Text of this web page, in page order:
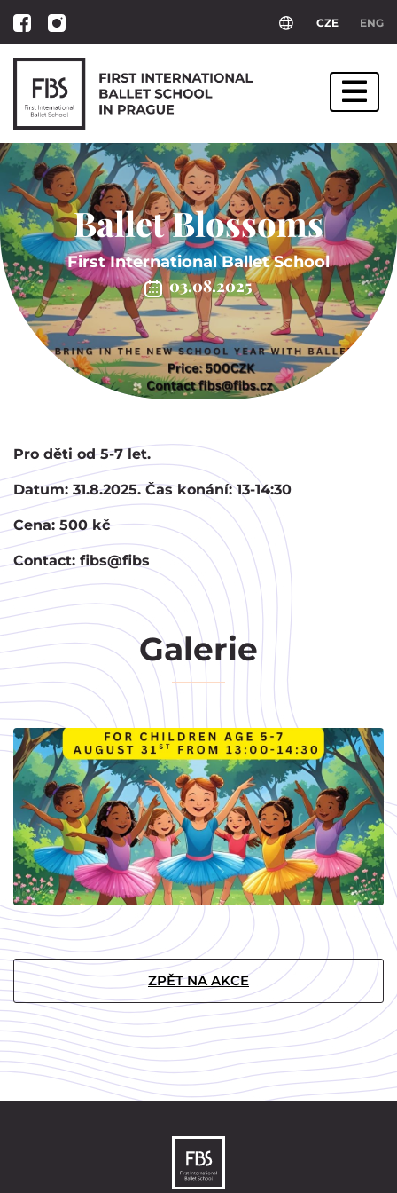
CZE ENG
Ballet Blossoms
First International Ballet School
03.08.2025
Pro děti od 5-7 let.
Datum: 31.8.2025. Čas konání: 13-14:30
Cena: 500 kč
Contact: fibs@fibs
Galerie
ZPĚT NA AKCE